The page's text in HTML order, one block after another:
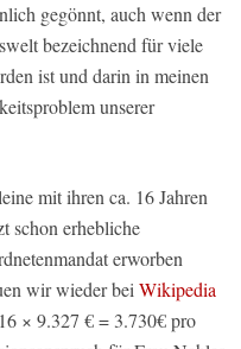
gegönnt, auch wenn der
bezeichnend für viele
ist und darin in meinen
unserer
mit ihren ca. 16 Jahren
schon erhebliche
erworben
wir wieder bei Wikipedia
× 9.327 € = 3.730€ pro